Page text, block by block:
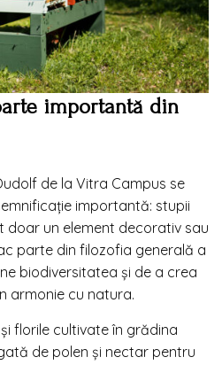
importantă din
de la Vitra Campus se
importantă: stupii
doar un element decorativ sau
parte din filozofia generală a
biodiversitatea și de a crea
armonie cu natura.
florile cultivate în grădina
de polen și nectar pentru